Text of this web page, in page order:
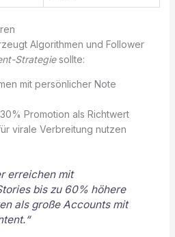
Algorithmen und Follower
Strategiesollte:
mit persönlicher Note
Promotion als Richtwert
virale Verbreitung nutzen
erreichen mit
bis zu 60% höhere
als große Accounts mit